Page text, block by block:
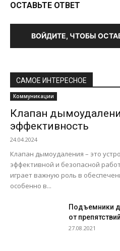
ОСТАВЬТЕ ОТВЕТ
ВОЙДИТЕ, ЧТОБЫ
САМОЕ ИНТЕРЕСНОЕ
Коммуникации
Клапан
эффективность
24.04.2024
Клапан дымоудаления – это
эффективной и безопасной
играет важную роль в
особенно в...
Подъемники
от препятствий
27.08.2021